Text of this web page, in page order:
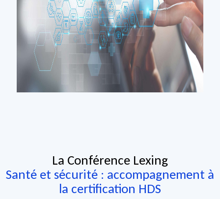
La Conférence Lexing
Santé et sécurité : accompagnement à
la certification HDS